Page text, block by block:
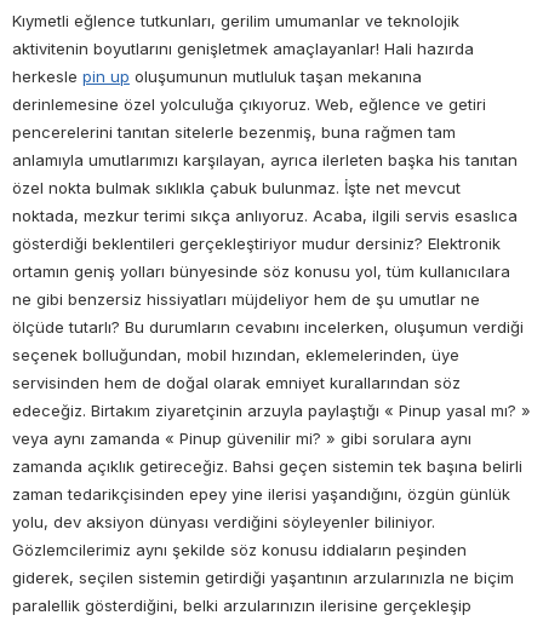
Kıymetli eğlence tutkunları, gerilim umumanlar ve teknolojik
aktivitenin boyutlarını genişletmek amaçlayanlar! Hali hazırda
herkesle pin up oluşumunun mutluluk taşan mekanına
derinlemesine özel yolculuğa çıkıyoruz. Web, eğlence ve getiri
pencerelerini tanıtan sitelerle bezenmiş, buna rağmen tam
anlamıyla umutlarımızı karşılayan, ayrıca ilerleten başka his tanıtan
özel nokta bulmak sıklıkla çabuk bulunmaz. İşte net mevcut
noktada, mezkur terimi sıkça anlıyoruz. Acaba, ilgili servis esaslıca
gösterdiği beklentileri gerçekleştiriyor mudur dersiniz? Elektronik
ortamın geniş yolları bünyesinde söz konusu yol, tüm kullanıcılara
ne gibi benzersiz hissiyatları müjdeliyor hem de şu umutlar ne
ölçüde tutarlı? Bu durumların cevabını incelerken, oluşumun verdiği
seçenek bolluğundan, mobil hızından, eklemelerinden, üye
servisinden hem de doğal olarak emniyet kurallarından söz
edeceğiz. Birtakım ziyaretçinin arzuyla paylaştığı « Pinup yasal mı? »
veya aynı zamanda « Pinup güvenilir mi? » gibi sorulara aynı
zamanda açıklık getireceğiz. Bahsi geçen sistemin tek başına belirli
zaman tedarikçisinden epey yine ilerisi yaşandığını, özgün günlük
yolu, dev aksiyon dünyası verdiğini söyleyenler biliniyor.
Gözlemcilerimiz aynı şekilde söz konusu iddiaların peşinden
giderek, seçilen sistemin getirdiği yaşantının arzularınızla ne biçim
paralellik gösterdiğini, belki arzularınızın ilerisine gerçekleşip